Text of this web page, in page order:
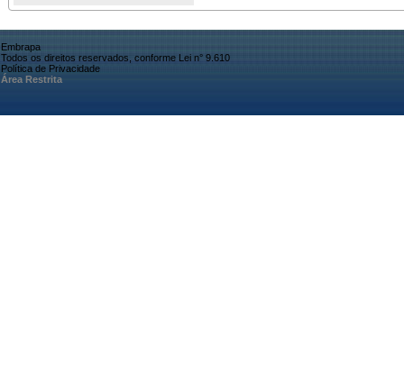
Embrapa
Todos os direitos reservados, conforme Lei n° 9.610
Política de Privacidade
Área Restrita